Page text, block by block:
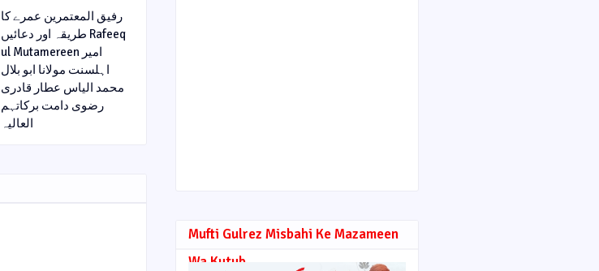
رفیق المعتمرین عمرے کا
طریقہ اور دعائیں Rafeeq
ul Mutamereen امیر
اہلسنت مولانا ابو بلال
محمد الیاس عطار قادری
رضوی دامت برکاتہم
العالیہ
Mufti Gulrez Misbahi Ke Mazameen
Wa Kutub